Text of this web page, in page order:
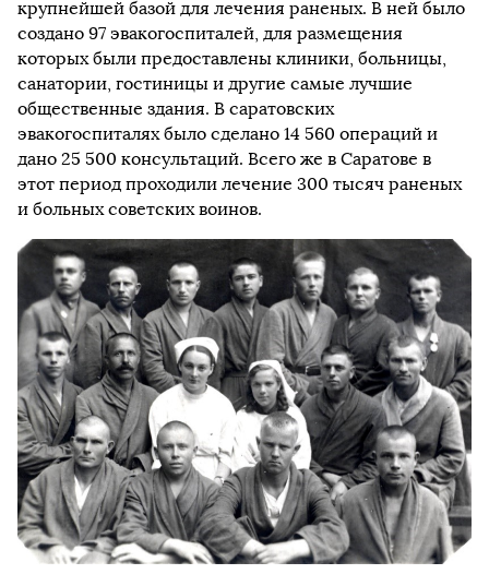
крупнейшей базой для лечения раненых. В ней было
создано 97 эвакогоспиталей, для размещения
которых были предоставлены клиники, больницы,
санатории, гостиницы и другие самые лучшие
общественные здания. В саратовских
эвакогоспиталях было сделано 14 560 операций и
дано 25 500 консультаций. Всего же в Саратове в
этот период проходили лечение 300 тысяч раненых
и больных советских воинов.